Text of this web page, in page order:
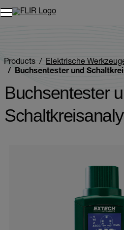
Unread messages
Entfernen
Elemente
Element
In den Warenkorb
Im Warenkorb
Products
Elektrische
Buchsentester und
Buchsentester